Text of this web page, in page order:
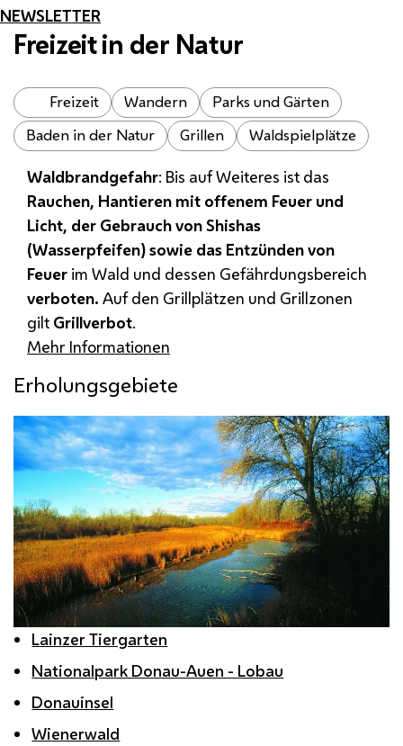
NEWSLETTER
Freizeit in der Natur
Freizeit Wandern
Parks und Gärten
Baden in der Natur
Grillen Waldspielplätze
Waldbrandgefahr: Bis auf Weiteres ist das
Rauchen, Hantieren mit offenem Feuer und
Licht, der Gebrauch von Shishas
(Wasserpfeifen) sowie das Entzünden von
Feuer im Wald und dessen Gefährdungsbereich
verboten. Auf den Grillplätzen und Grillzonen
gilt Grillverbot.
Mehr Informationen
Erholungsgebiete
Lainzer Tiergarten
Nationalpark Donau-Auen - Lobau
Donauinsel
Wienerwald